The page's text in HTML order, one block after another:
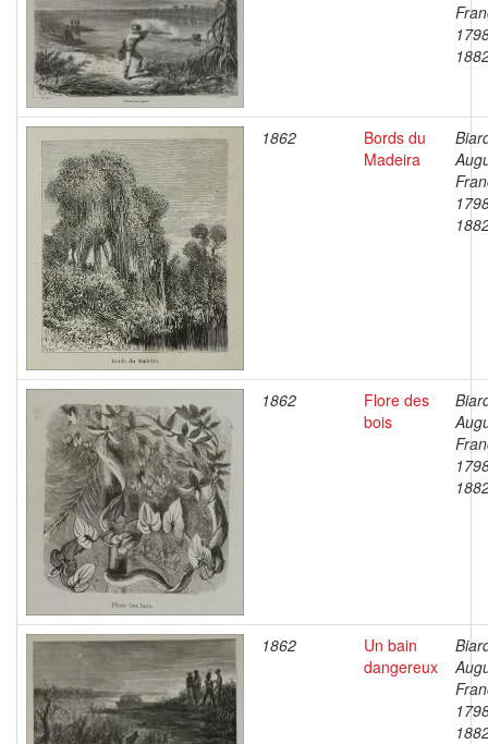
1862
Bords du
Madeira
1862
Flore des
bois
1862
Un bain
dangereux